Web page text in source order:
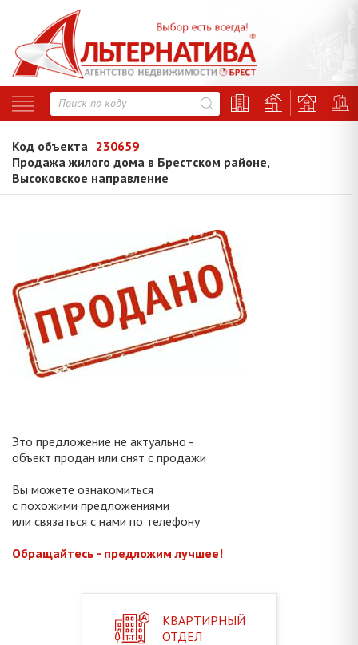
Код объекта 230659
Продажа жилого дома в Брестском районе,
Высоковское направление
Это предложение не актуально -
объект продан или снят с продажи
Вы можете ознакомиться
с похожими предложениями
или связаться с нами по телефону
Обращайтесь - предложим лучшее!
КВАРТИРНЫЙ
ОТДЕЛ